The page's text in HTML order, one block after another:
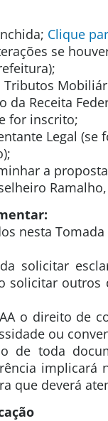
Clique
se
da Receita
for inscrito;
Legal
a
Ramalho,
nesta
solicitar
solicitar outros
o direito de
ou
de toda
implicará
que deverá